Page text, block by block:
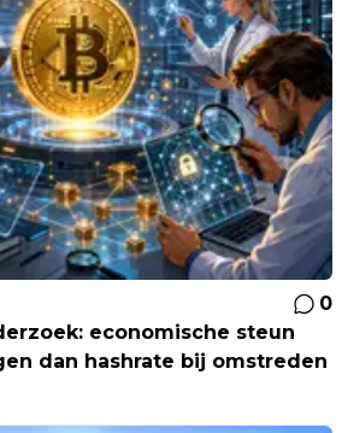
0
economische steun
dan hashrate bij omstreden